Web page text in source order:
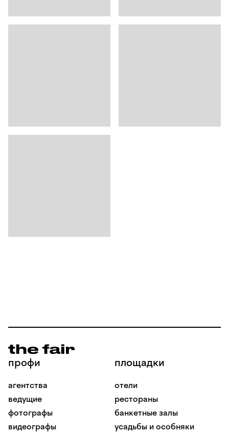
профи
агентства
ведущие
фотографы
видеографы
площадки
отели
рестораны
банкетные залы
усадьбы и особняки